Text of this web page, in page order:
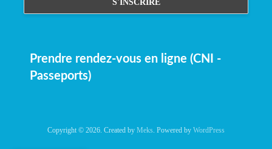
Prendre rendez-vous en ligne (CNI -
Passeports)
Copyright © 2026. Created by Meks . Powered by WordPress